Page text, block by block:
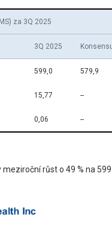
za 3Q 2025
3Q 2025
599,0 579,9
15,77 --
0,06 --
růst o 49 % na 599